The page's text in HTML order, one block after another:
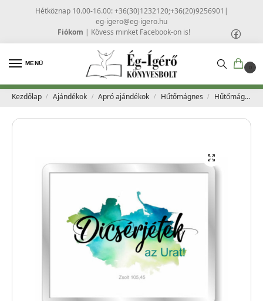
Hétköznap 10.00-16.00: +36(30)1232120;+36(20)9256901 |
eg-igero@eg-igero.hu
Fiókom | Kövess minket Facebook-on is!
MENÜ
0
Kezdőlap / Ajándékok / Apró ajándékok / Hűtőmágnes / Hűtőmágnes – 08